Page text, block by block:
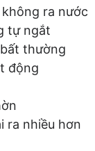
ra nước
tự ngắt
thường
động
ra nhiều hơn